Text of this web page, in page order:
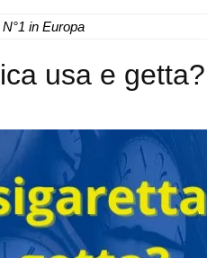
in Europa
usa e getta?